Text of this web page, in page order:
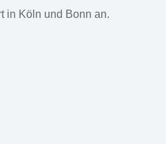
in Köln und Bonn an.